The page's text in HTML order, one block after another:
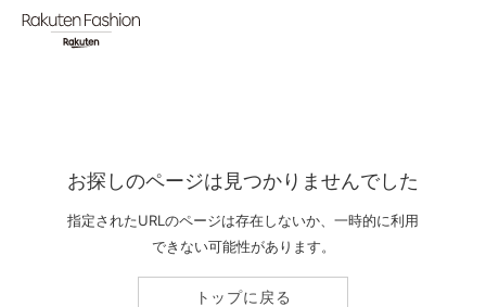
お探しのページは見つかりませんでした
指定されたURLのページは存在しないか、一時的に利用
できない可能性があります。
トップに戻る